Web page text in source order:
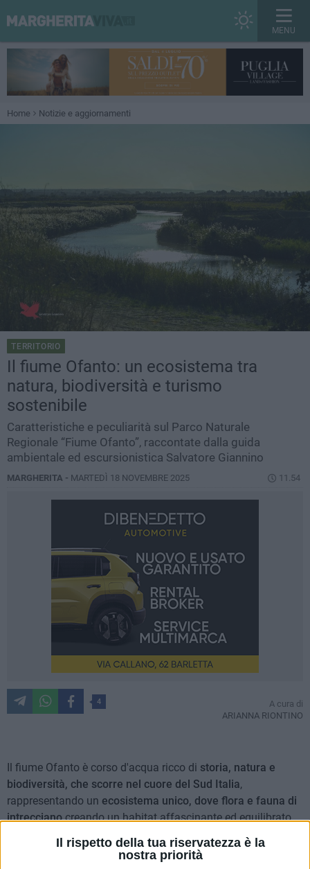
Il rispetto della tua riservatezza è la
nostra priorità
MENU
Home Notizie e aggiornamenti
TERRITORIO
Il fiume Ofanto: un ecosistema tra
natura, biodiversità e turismo
sostenibile
Caratteristiche e peculiarità sul Parco Naturale
Regionale “Fiume Ofanto”, raccontate dalla guida
ambientale ed escursionistica Salvatore Giannino
MARGHERITA - MARTEDÌ 18 NOVEMBRE 2025 11.54
4
A cura di
ARIANNA RIONTINO
Il fiume Ofanto è corso d'acqua ricco di storia, natura e
biodiversità, che scorre nel cuore del Sud Italia,
rappresentando un ecosistema unico, dove flora e fauna di
intreccianocreando un habitat affascinante ed equilibrato.
Per scoprire peculiarità e caratteristiche di questo territorio,